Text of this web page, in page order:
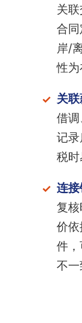
关联
合
岸/
性为
关
借
记
税时
连
复
价
件
不一